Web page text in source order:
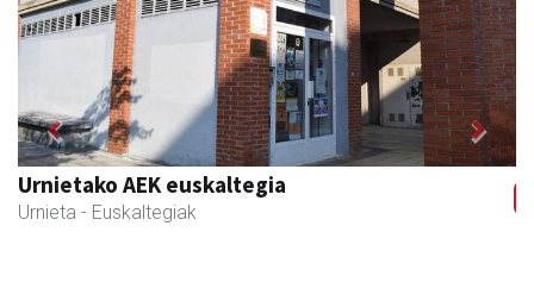
Urnietako AEK euskaltegia
Urnieta - Euskaltegiak
Previous Next